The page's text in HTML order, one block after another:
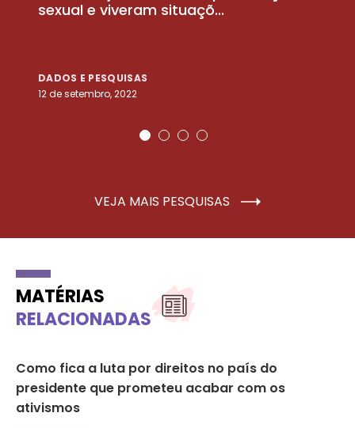
sexual e viveram situaçõ...
DADOS E PESQUISAS
12 de setembro, 2022
VEJA MAIS PESQUISAS
MATÉRIAS
RELACIONADAS
Como fica a luta por direitos no país do
presidente que prometeu acabar com os
ativismos